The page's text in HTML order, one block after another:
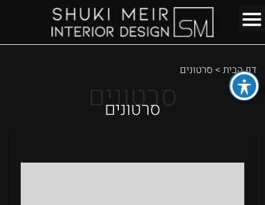
דף הבית > סרטונים
סרטונים
סרטונים